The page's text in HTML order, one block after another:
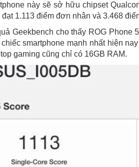
này sẽ sở hữu chipset
1.113 điểm đơn nhân và 3.468
Geekbench cho thấy ROG
smartphone mạnh nhất hiện
gaming cũng chỉ có 16GB RAM.